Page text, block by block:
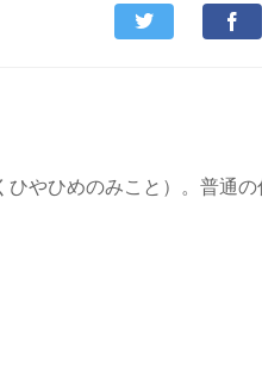
やひめのみこと）。普通